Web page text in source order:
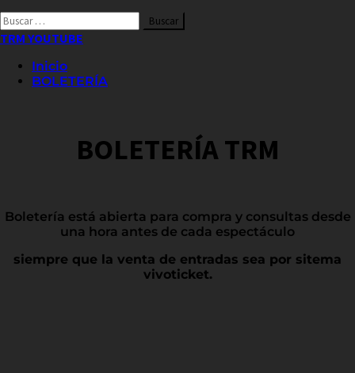
Buscar
por:
TRM YOUTUBE
Inicio
BOLETERÍA
BOLETERÍA TRM
Boletería está abierta para compra y consultas desde
una hora antes de cada espectáculo
siempre que la venta de entradas sea por sitema
vivoticket.